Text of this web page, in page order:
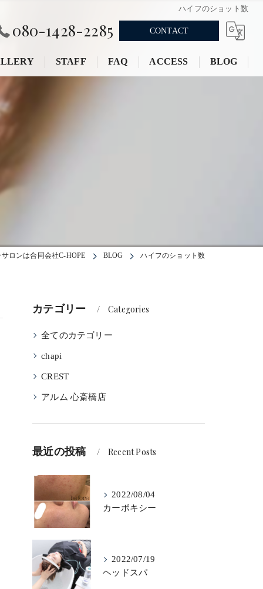
ハイフのショット数
080-1428-2285 CONTACT
STAFF FAQ ACCESS BLOG
ロンは合同会社C-HOPE BLOG ハイフのショット数
カテゴリー Categories
全てのカテゴリー
chapi
CREST
アルム 心斎橋店
最近の投稿 Recent Posts
2022/08/04
カーボキシー
2022/07/19
ヘッドスパ